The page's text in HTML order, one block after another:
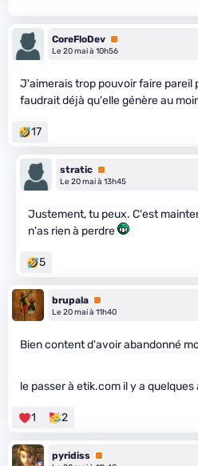
CoreFloDev Premium
Le 20 mai à 10h56
J'aimerais trop pouvoir faire pareil
faudrait déjà qu'elle génère au
17
stratic Premium
Le 20 mai à 13h45
Justement, tu peux. C'est
n'as rien à perdre
5
brupala Premium
Le 20 mai à 11h40
Bien content d'avoir abandonné
le passer à etik.com il y a quelques
1 2
pyridiss Premium